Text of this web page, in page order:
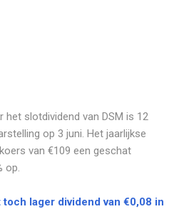
het slotdividend van DSM is 12
op 3 juni. Het jaarlijkse
van €109 een geschat
op.
toch lager dividend van €0,08 in